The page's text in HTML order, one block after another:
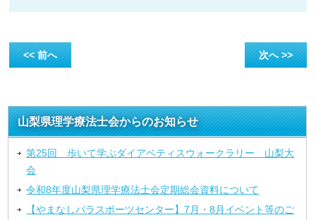
<< 前へ 次へ >>
山梨県理学療法士会からのお知らせ
第25回 歩いて学ぶダイアベティスウォークラリー 山梨大
会
令和8年度山梨県理学療法士会定期総会資料について
【やまなしパラスポーツセンター】7月・8月イベント等のご